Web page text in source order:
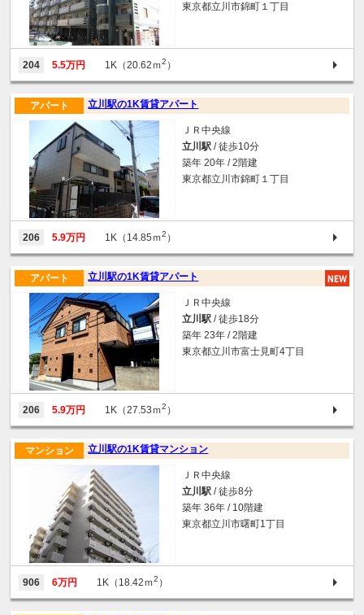
東京都立川市錦町１丁目
204 5.5万円 1K（20.62ｍ2 ）
立川駅の1K賃貸アパート
アパート
ＪＲ中央線
立川駅 / 徒歩10分
築年 20年 / 2階建
東京都立川市錦町１丁目
206 5.9万円 1K（14.85ｍ2 ）
立川駅の1K賃貸アパート
アパート
ＪＲ中央線
立川駅 / 徒歩18分
築年 23年 / 2階建
東京都立川市富士見町4丁目
206 5.9万円 1K（27.53ｍ2 ）
立川駅の1K賃貸マンション
マンション
ＪＲ中央線
立川駅 / 徒歩8分
築年 36年 / 10階建
東京都立川市曙町1丁目
906 6万円 1K（18.42ｍ2 ）